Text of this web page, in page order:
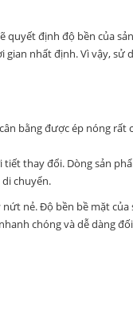
quyết định độ bền của
nhất định. Vì vậy, sử
bằng được ép nóng rất
thay đổi. Dòng sản
chuyển.
nẻ. Độ bền bề mặt của
chóng và dễ dàng